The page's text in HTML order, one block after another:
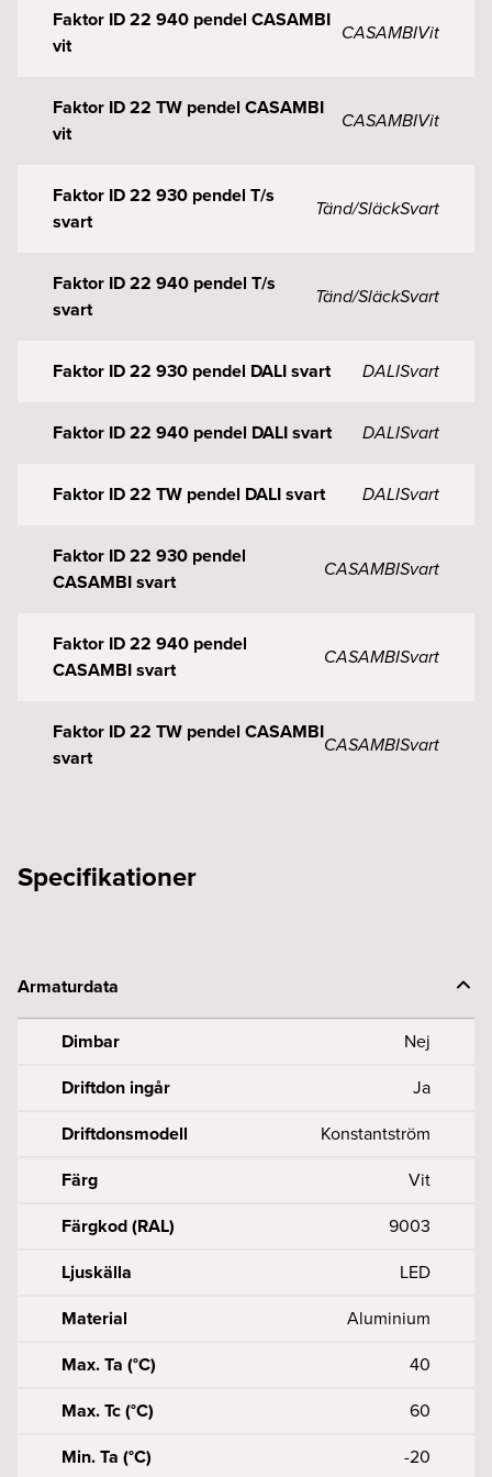
Faktor ID 22 940 pendel CASAMBI
vit
CASAMBIVit
Faktor ID 22 TW pendel CASAMBI
vit
CASAMBIVit
Faktor ID 22 930 pendel T/s
svart
Tänd/SläckSvart
Faktor ID 22 940 pendel T/s
svart
Tänd/SläckSvart
Faktor ID 22 930 pendel DALI svart DALISvart
Faktor ID 22 940 pendel DALI svart DALISvart
Faktor ID 22 TW pendel DALI svart DALISvart
Faktor ID 22 930 pendel
CASAMBI svart
CASAMBISvart
Faktor ID 22 940 pendel
CASAMBI svart
CASAMBISvart
Faktor ID 22 TW pendel CASAMBI
svart
CASAMBISvart
Specifikationer
Armaturdata
Dimbar
Nej
Driftdon ingår
Ja
Driftdonsmodell
Konstantström
Färg
Vit
Färgkod (RAL)
9003
Ljuskälla
LED
Material
Aluminium
Max. Ta (°C)
40
Max. Tc (°C)
60
Min. Ta (°C)
-20